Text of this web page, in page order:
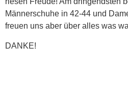
Männerschuhe in 42-44 und
freuen uns aber über alles was
DANKE!